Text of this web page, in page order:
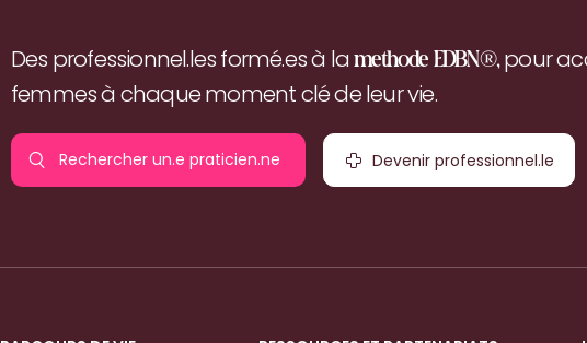
Des professionnel.les formé.es à lamethode EDBN®,pour
femmes à chaque moment clé de leur vie.
Rechercher un.e
praticien.ne
Devenir
professionnel.le